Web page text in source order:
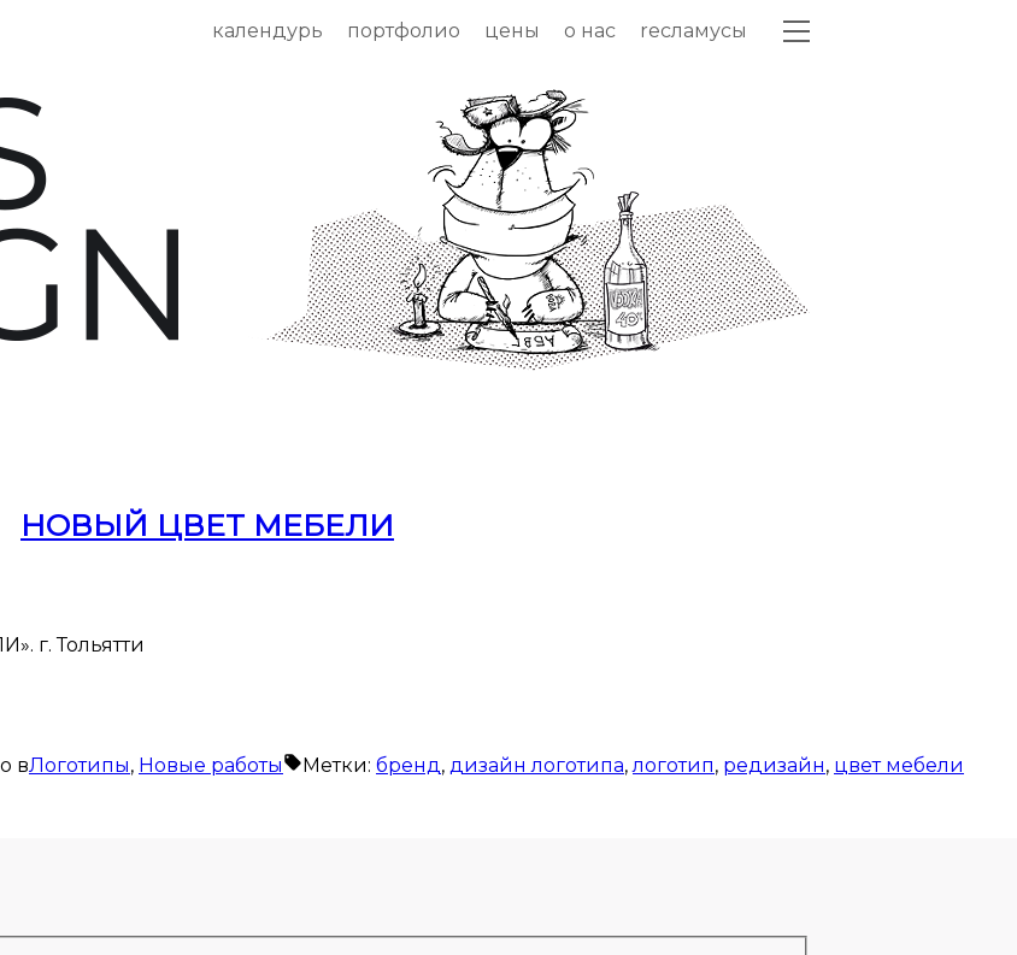
календурь портфолио цены о нас recламусы
НОВЫЙ ЦВЕТ МЕБЕЛИ
г. Тольятти
вЛоготипы, Новые работы Метки: бренд, дизайн логотипа,логотип, редизайн, цвет мебели